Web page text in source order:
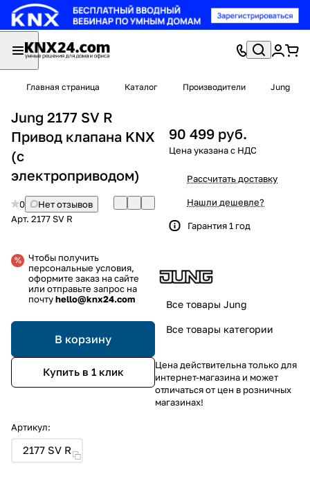
Главная страница Каталог Производители Jung
Jung 2177 SV R
Привод клапана KNX
(с
электроприводом)
0
Нет отзывов
Арт. 2177 SV R
Чтобы получить
персональные условия,
оформите заказ на сайте
или отправьте запрос на
почтуhello@knx24.com
В корзину
Купить в 1 клик
Артикул:
2177 SV R
90 499 руб.
Рассчитать доставку
Нашли дешевле?
Гарантия 1 год
Все товары Jung
Все товары категории
Цена действительна только для
интернет-магазина и может
отличаться от цен в розничных
магазинах!